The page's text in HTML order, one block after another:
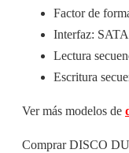
Factor de
Interfaz:
Lectura
Escritura
Ver más modelos de
Comprar DISCO